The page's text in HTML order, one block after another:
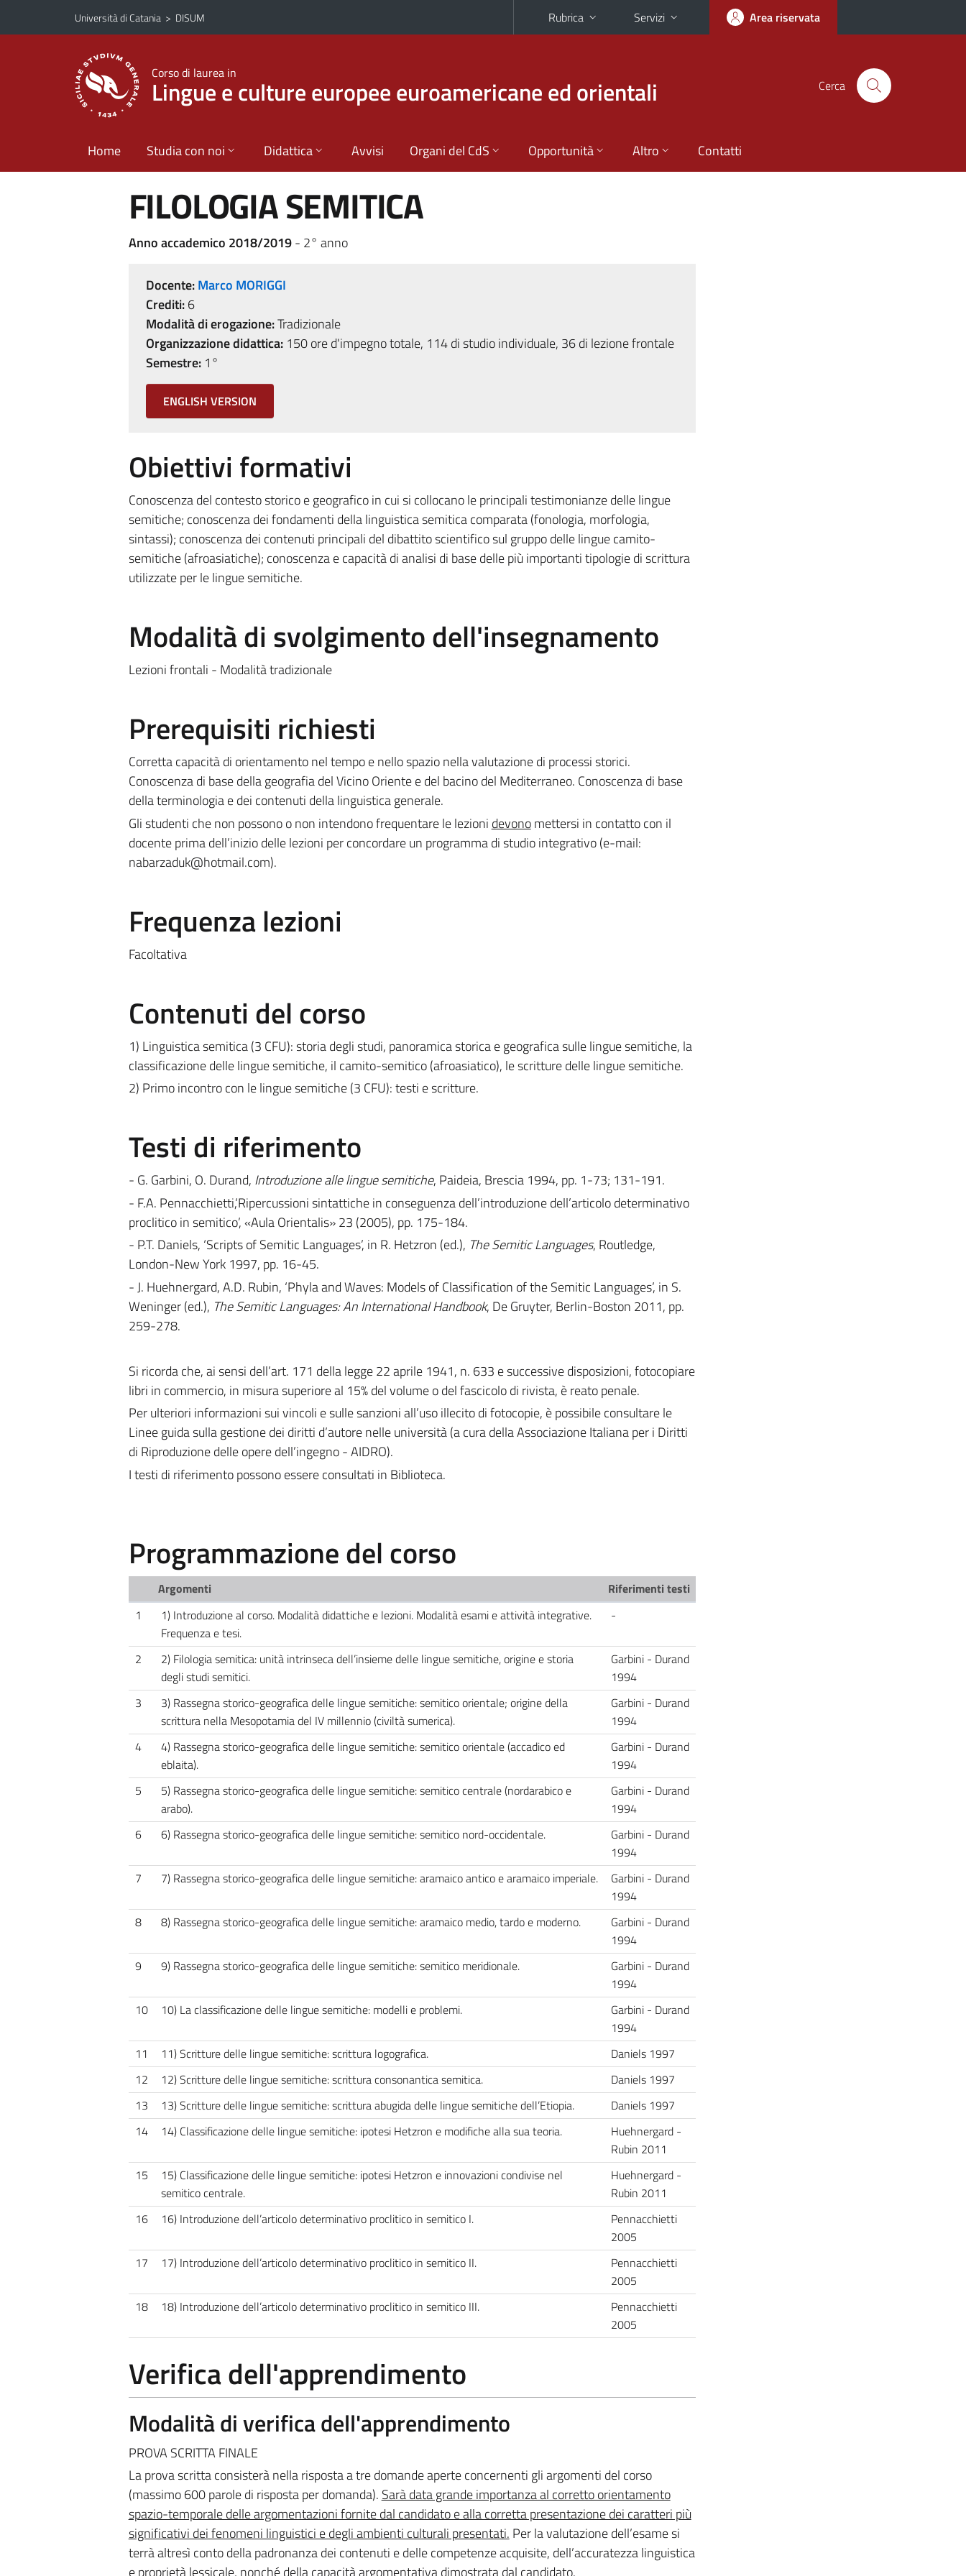
Vai al contenuto principale
Vai al menu di navigazione
Università di Catania > DISUM Rubrica Servizi Area riservata
Corso di laurea in
Lingue e culture europee euroamericane ed orientali Cerca
Home Studia con noi Didattica Avvisi Organi del CdS Opportunità Altro Contatti
FILOLOGIA SEMITICA
Anno accademico 2018/2019- 2° anno
Docente:Marco MORIGGI
Crediti:6
Modalità di erogazione:Tradizionale
Organizzazione didattica:150 ore d'impegno totale, 114 di studio individuale, 36 di lezione frontale
Semestre:1°
ENGLISH VERSION
Obiettivi formativi
Conoscenza del contesto storico e geografico in cui si collocano le principali testimonianze delle lingue
semitiche; conoscenza dei fondamenti della linguistica semitica comparata (fonologia, morfologia,
sintassi); conoscenza dei contenuti principali del dibattito scientifico sul gruppo delle lingue camito-
semitiche (afroasiatiche); conoscenza e capacità di analisi di base delle più importanti tipologie di scrittura
utilizzate per le lingue semitiche.
Modalità di svolgimento dell'insegnamento
Lezioni frontali - Modalità tradizionale
Prerequisiti richiesti
Corretta capacità di orientamento nel tempo e nello spazio nella valutazione di processi storici.
Conoscenza di base della geografia del Vicino Oriente e del bacino del Mediterraneo. Conoscenza di base
della terminologia e dei contenuti della linguistica generale.
Gli studenti che non possono o non intendono frequentare le lezioni devonomettersi in contatto con il
docente prima dell’inizio delle lezioni per concordare un programma di studio integrativo (e-mail:
nabarzaduk@hotmail.com).
Frequenza lezioni
Facoltativa
Contenuti del corso
1) Linguistica semitica (3 CFU): storia degli studi, panoramica storica e geografica sulle lingue semitiche, la
classificazione delle lingue semitiche, il camito-semitico (afroasiatico), le scritture delle lingue semitiche.
2) Primo incontro con le lingue semitiche (3 CFU): testi e scritture.
Testi di riferimento
- G. Garbini, O. Durand, Introduzione alle lingue semitiche, Paideia, Brescia 1994, pp. 1-73; 131-191.
- F.A. Pennacchietti,‘Ripercussioni sintattiche in conseguenza dell’introduzione dell’articolo determinativo
proclitico in semitico’, «Aula Orientalis» 23 (2005), pp. 175-184.
- P.T. Daniels, ‘Scripts of Semitic Languages’, in R. Hetzron (ed.), The Semitic Languages, Routledge,
London-New York 1997, pp. 16-45.
- J. Huehnergard, A.D. Rubin, ‘Phyla and Waves: Models of Classification of the Semitic Languages’, in S.
Weninger (ed.), The Semitic Languages: An International Handbook, De Gruyter, Berlin-Boston 2011, pp.
259-278.
Si ricorda che, ai sensi dell’art. 171 della legge 22 aprile 1941, n. 633 e successive disposizioni, fotocopiare
libri in commercio, in misura superiore al 15% del volume o del fascicolo di rivista, è reato penale.
Per ulteriori informazioni sui vincoli e sulle sanzioni all’uso illecito di fotocopie, è possibile consultare le
Linee guida sulla gestione dei diritti d’autore nelle università (a cura della Associazione Italiana per i Diritti
di Riproduzione delle opere dell’ingegno - AIDRO).
I testi di riferimento possono essere consultati in Biblioteca.
Programmazione del corso
Argomenti
Riferimenti testi
1
1) Introduzione al corso. Modalità didattiche e lezioni. Modalità esami e attività integrative.
Frequenza e tesi.
-
2
2) Filologia semitica: unità intrinseca dell’insieme delle lingue semitiche, origine e storia
degli studi semitici.
Garbini - Durand
1994
3
3) Rassegna storico-geografica delle lingue semitiche: semitico orientale; origine della
scrittura nella Mesopotamia del IV millennio (civiltà sumerica).
Garbini - Durand
1994
4
4) Rassegna storico-geografica delle lingue semitiche: semitico orientale (accadico ed
eblaita).
Garbini - Durand
1994
5
5) Rassegna storico-geografica delle lingue semitiche: semitico centrale (nordarabico e
arabo).
Garbini - Durand
1994
6
6) Rassegna storico-geografica delle lingue semitiche: semitico nord-occidentale.
Garbini - Durand
1994
7
7) Rassegna storico-geografica delle lingue semitiche: aramaico antico e aramaico imperiale.
Garbini - Durand
1994
8
8) Rassegna storico-geografica delle lingue semitiche: aramaico medio, tardo e moderno.
Garbini - Durand
1994
9
9) Rassegna storico-geografica delle lingue semitiche: semitico meridionale.
Garbini - Durand
1994
10
10) La classificazione delle lingue semitiche: modelli e problemi.
Garbini - Durand
1994
11
11) Scritture delle lingue semitiche: scrittura logografica.
Daniels 1997
12
12) Scritture delle lingue semitiche: scrittura consonantica semitica.
Daniels 1997
13
13) Scritture delle lingue semitiche: scrittura abugida delle lingue semitiche dell’Etiopia.
Daniels 1997
14
14) Classificazione delle lingue semitiche: ipotesi Hetzron e modifiche alla sua teoria.
Huehnergard -
Rubin 2011
15
15) Classificazione delle lingue semitiche: ipotesi Hetzron e innovazioni condivise nel
semitico centrale.
Huehnergard -
Rubin 2011
16
16) Introduzione dell’articolo determinativo proclitico in semitico I.
Pennacchietti
2005
17
17) Introduzione dell’articolo determinativo proclitico in semitico II.
Pennacchietti
2005
18
18) Introduzione dell’articolo determinativo proclitico in semitico III.
Pennacchietti
2005
Verifica dell'apprendimento
Modalità di verifica dell'apprendimento
PROVA SCRITTA FINALE
La prova scritta consisterà nella risposta a tre domande aperte concernenti gli argomenti del corso
(massimo 600 parole di risposta per domanda). Sarà data grande importanza al corretto orientamento
spazio-temporale delle argomentazioni fornite dal candidato e alla corretta presentazione dei caratteri più
significativi dei fenomeni linguistici e degli ambienti culturali presentati. Per la valutazione dell’esame si
terrà altresì conto della padronanza dei contenuti e delle competenze acquisite, dell’accuratezza linguistica
e proprietà lessicale, nonché della capacità argomentativa dimostrata dal candidato.